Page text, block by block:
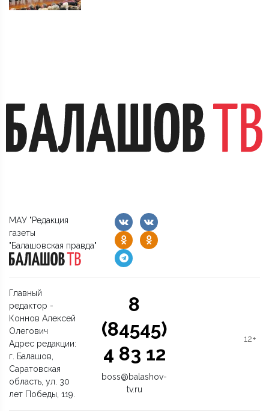
МАУ "Редакция
газеты
"Балашовская правда"
Главный
редактор -
Коннов Алексей
Олегович
Адрес редакции:
г. Балашов,
Саратовская
область, ул. 30
лет Победы, 119.
8
(84545)
4 83 12
boss@balashov-
tv.ru
12+